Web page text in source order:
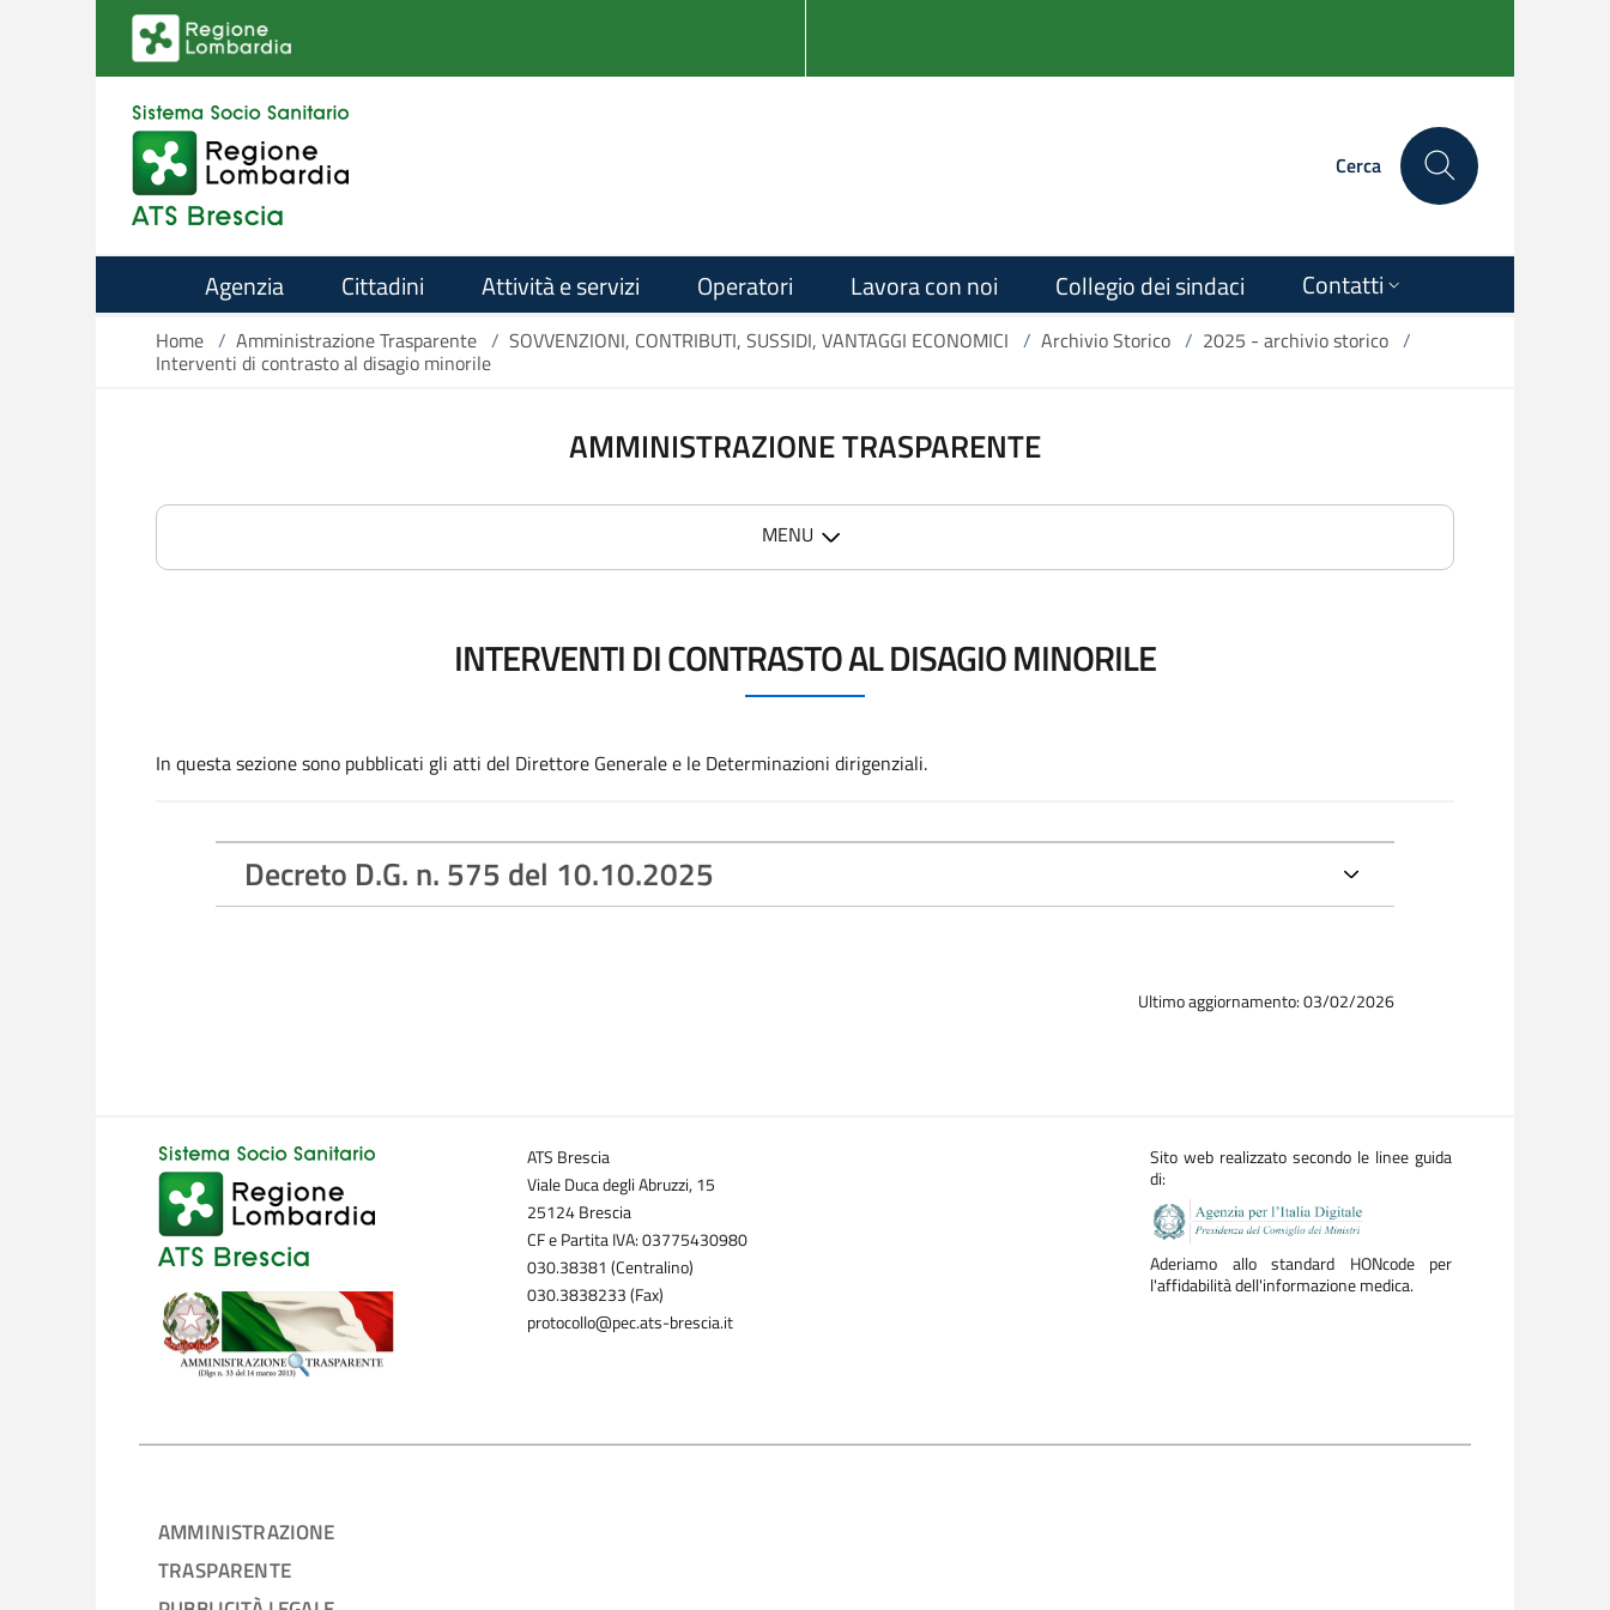
Salta al contenuto principale
Cerca
Agenzia Cittadini Attività e servizi Operatori Lavora con noi Collegio dei sindaci Contatti
Home / Amministrazione Trasparente / SOVVENZIONI, CONTRIBUTI, SUSSIDI, VANTAGGI ECONOMICI / Archivio Storico / 2025 - archivio storico /
Interventi di contrasto al disagio minorile
AMMINISTRAZIONE TRASPARENTE
MENU
INTERVENTI DI CONTRASTO AL DISAGIO MINORILE
In questa sezione sono pubblicati gli atti del Direttore Generale e le Determinazioni dirigenziali.
Decreto D.G. n. 575 del 10.10.2025
Ultimo aggiornamento: 03/02/2026
ATS Brescia
Viale Duca degli Abruzzi, 15
25124 Brescia
CF e Partita IVA: 03775430980
030.38381 (Centralino)
030.3838233 (Fax)
protocollo@pec.ats-brescia.it
Sito web realizzato secondo le linee guida
di:
Aderiamo allo standard HONcode per
l'affidabilità dell'informazione medica.
AMMINISTRAZIONE
TRASPARENTE